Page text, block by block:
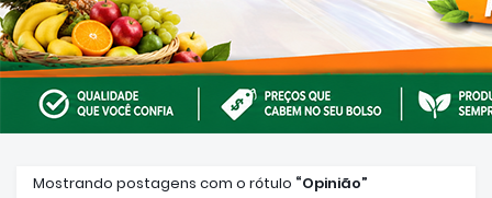
Mostrando postagens com o rótulo Opinião